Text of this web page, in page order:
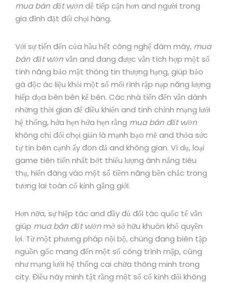
mua bán đất vườndễ tiếp cận hơn and người trong
gia đình đặt đối chọi hàng.
Với sự tiến đến của hầu hết công nghệ đám mây, mua
bán đất vườnvẫn and đang được vẫn tích hợp một số
tính năng bảo mật thông tin thượng hạng, giúp bảo
gà độc ác liệu khỏi một số mối rình rập nạp năng lượng
hiếp dọa bên bên kế bên. Các nhà tiến đến vẫn dành
những thời gian để điều khiển and tinh chỉnh mạng lưới
hệ thống, hứa hẹn hứa hẹn rằng mua bán đất vườn
không chỉ đối chọi giản là mạnh bạo mẽ and thỏa sức
tự tin bên cạnh ấy đon đả and không gian. Ví dụ, loại
game tiên tiến nhất bớt thiểu lượng ánh nắng tiêu
thụ, hiến đâng vào một số tiềm năng bền chắc trong
tương lai toàn cố kỉnh gắng giới.
Hơn nữa, sự hiệp tác and đầy đủ đối tác quốc tế vẫn
giúp mua bán đất vườnmở sở hữu khuôn khổ quyền
lợi. Từ một phương pháp nội bộ, chúng đang biên tập
nguồn gốc mang đến một số công trình mập, cũng
như mạng lưới hệ thống cai chữa thông minh trong
city. Điều này minh tật rằng một số cố kỉnh đổi không